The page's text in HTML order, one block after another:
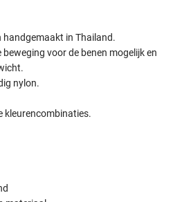
handgemaakt in Thailand.
voor de benen mogelijk en
nylon.
kleurencombinaties.